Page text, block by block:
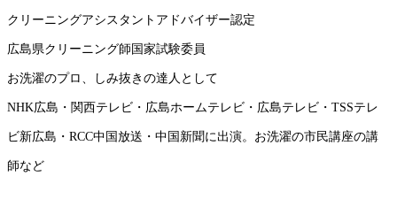
クリーニングアシスタントアドバイザー認定
広島県クリーニング師国家試験委員
お洗濯のプロ、しみ抜きの達人として
NHK広島・関西テレビ・広島ホームテレビ・広島テレビ・TSSテレ
ビ新広島・RCC中国放送・中国新聞に出演。お洗濯の市民講座の講
師など